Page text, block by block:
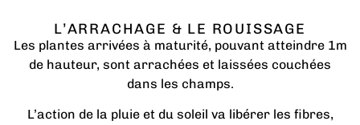
L’ARRACHAGE & LE ROUISSAGE
Les plantes arrivées à maturité, pouvant atteindre 1m
de hauteur, sont arrachées et laissées couchées
dans les champs.
L’action de la pluie et du soleil va libérer les fibres,